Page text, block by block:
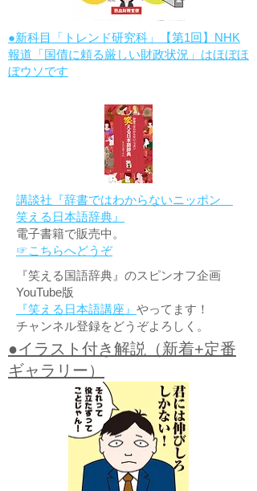
●新科目「トレンド研究科」【第1回】NHK
報道「国債に頼る厳しい財政状況」はほぼほ
ぼウソです
講談社『辞書ではわからないニッポン
笑える日本語辞典』
電子書籍で販売中。
☞こちらへどうぞ
『笑える国語辞典』のスピンオフ企画
YouTube版
『笑える日本語講座』 やってます！
チャンネル登録をどうぞよろしく。
●イラスト付き解説（新着+定番
ギャラリー）